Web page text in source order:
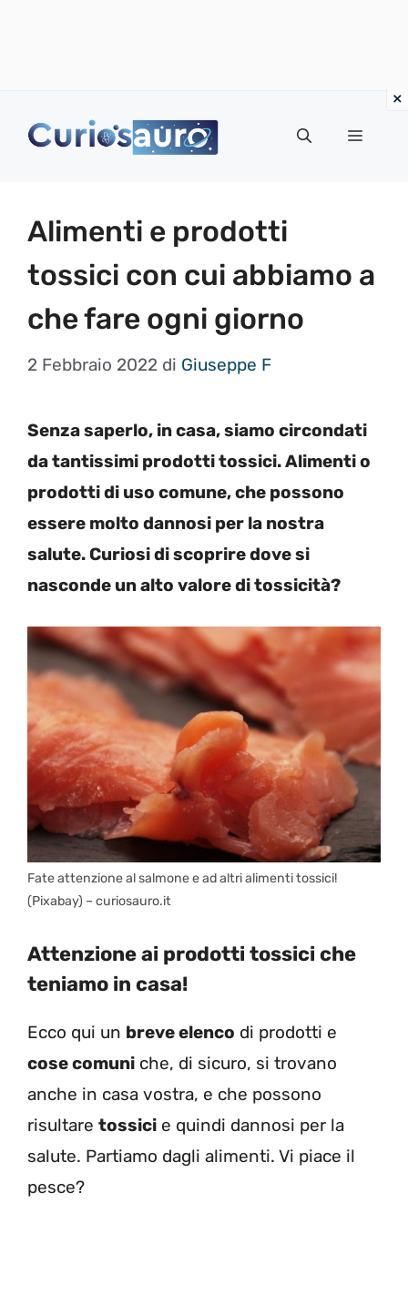
Menu
Alimenti e prodotti
tossici con cui abbiamo a
che fare ogni giorno
2 Febbraio 2022 di Giuseppe F
Senza saperlo, in casa, siamo circondati
da tantissimi prodotti tossici. Alimenti o
prodotti di uso comune, che possono
essere molto dannosi per la nostra
salute. Curiosi di scoprire dove si
nasconde un alto valore di tossicità?
Fate attenzione al salmone e ad altri alimenti tossici!
(Pixabay) – curiosauro.it
Attenzione ai prodotti tossici che
teniamo in casa!
Ecco qui un breve elenco di prodotti e
cose comuni che, di sicuro, si trovano
anche in casa vostra, e che possono
risultare tossici e quindi dannosi per la
salute. Partiamo dagli alimenti. Vi piace il
pesce?